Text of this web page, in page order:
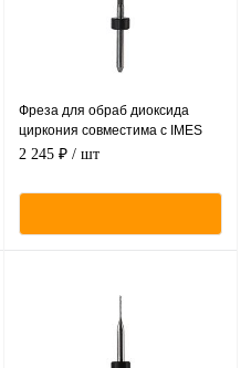
Фреза для обраб диоксида
циркония совместима с IMES
ICORE, размеры: 2,5х3,0мм,
алмазное покрытие DC.
2 245 ₽ / шт